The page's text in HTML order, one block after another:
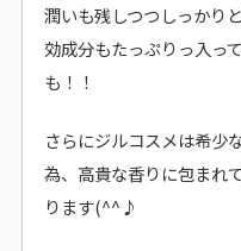
潤いも残しつつしっかり
効成分もたっぷりっ入っ
も！！
さらにジルコスメは希少
為、高貴な香りに包まれ
ります(^^♪